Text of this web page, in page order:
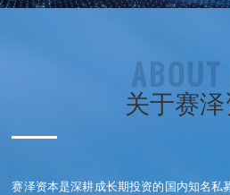
ABOUT
关于赛
赛泽资本是深耕成长期投资的国内知名私